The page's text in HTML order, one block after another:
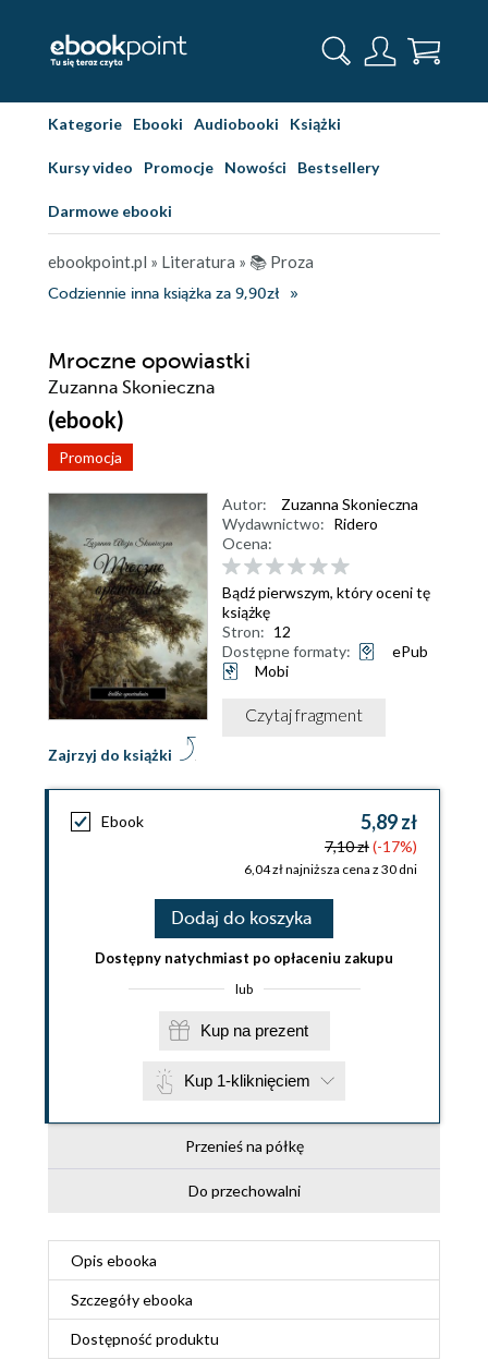
Kategorie Ebooki Audiobooki Książki
Kursy video Promocje Nowości Bestsellery
Darmowe ebooki
ebookpoint.pl » Literatura » 📚 Proza
Codziennie inna książka za 9,90zł
Mroczne opowiastki
Zuzanna Skonieczna
(ebook)
Promocja
Zajrzyj do książki
Autor:
Zuzanna Skonieczna
Wydawnictwo: Ridero
Ocena:
Bądź pierwszym, który oceni tę
książkę
Stron: 12
Dostępne formaty:
ePub
Mobi
Czytaj fragment
Ebook 5,89 zł
7,10 zł(-17%)
6,04 zł najniższa cena z 30 dni
Dodaj do koszyka
Dostępny natychmiast po opłaceniu zakupu
lub
Kup na prezent
Kup 1-kliknięciem
Przenieś na półkę
Do przechowalni
Opis ebooka
Szczegółyebooka
Dostępność produktu